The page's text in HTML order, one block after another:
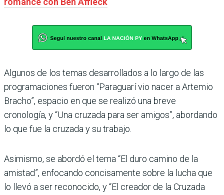
Algunos de los temas desarrollados a lo largo de las
programaciones fueron “Paraguarí vio nacer a Artemio
Bracho”, espacio en que se realizó una breve
cronología, y “Una cruzada para ser amigos”, abordando
lo que fue la cruzada y su trabajo.
Asimismo, se abordó el tema “El duro camino de la
amistad”, enfocando concisamente sobre la lucha que
lo llevó a ser reconocido, y “El creador de la Cruzada